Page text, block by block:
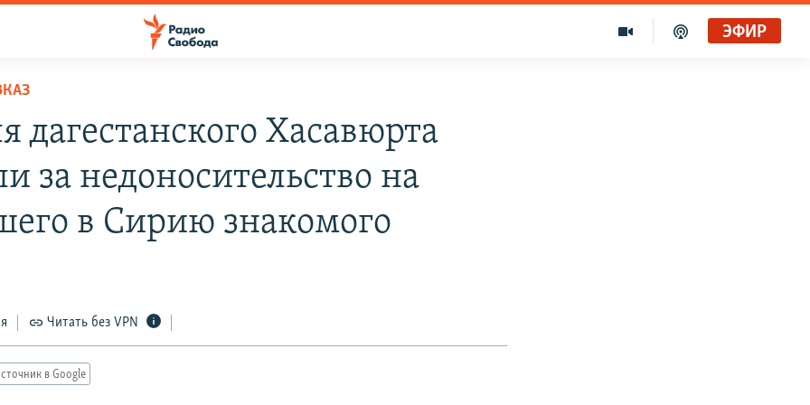
ЭФИР
дагестанского Хасавюрта
за недоносительство на
в Сирию знакомого
Читать без VPN
в Google